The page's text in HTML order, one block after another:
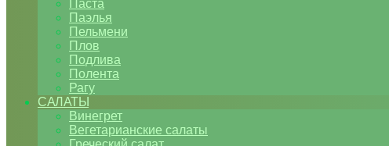
Паста
Паэлья
Пельмени
Плов
Подлива
Полента
Рагу
САЛАТЫ
Винегрет
Вегетарианские салаты